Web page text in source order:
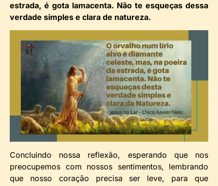
estrada, é gota lamacenta. Não te esqueças dessa
verdade simples e clara de natureza.
Concluindo nossa reflexão, esperando que nos
preocupemos com nossos sentimentos, lembrando
que nosso coração precisa ser leve, para que